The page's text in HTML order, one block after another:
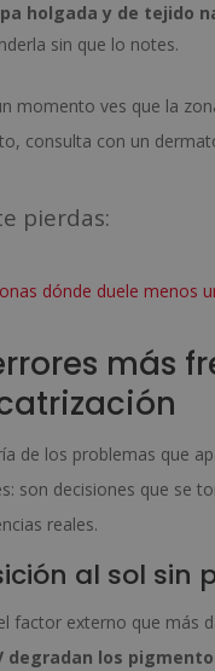
holgada y de tejido
sin que lo notes.
momento ves que la
consulta con un
pierdas:
dónde duele menos
más
de los problemas que
son decisiones que se
reales.
al sol sin
factor externo que más
degradan los